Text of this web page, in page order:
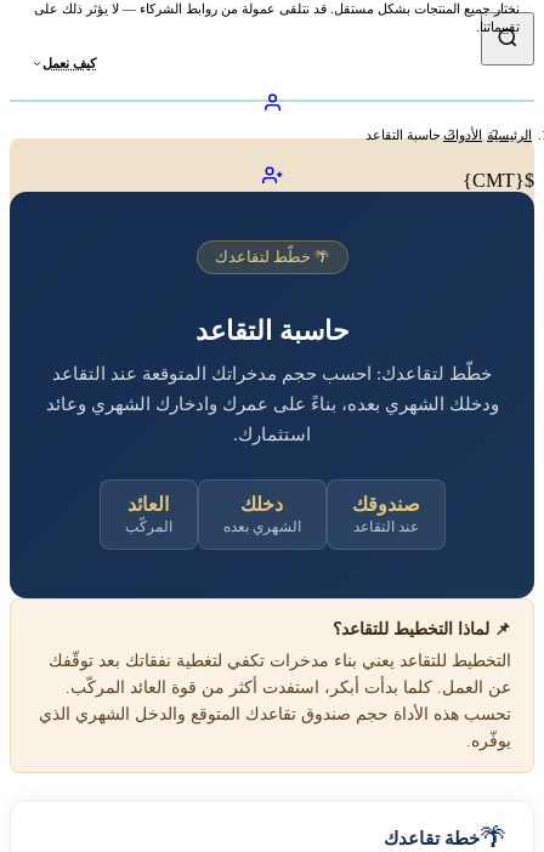
نختار جميع المنتجات بشكل مستقل. قد نتلقى عمولة من روابط الشركاء — لا يؤثر ذلك على
تقييماتنا.
كيف نعمل
الرئيسية الأدوات حاسبة التقاعد
${CMT}
🌴 خطّط لتقاعدك
حاسبة التقاعد
خطّط لتقاعدك: احسب حجم مدخراتك المتوقعة عند التقاعد
ودخلك الشهري بعده، بناءً على عمرك وادخارك الشهري وعائد
استثمارك.
صندوقك
عند التقاعد
دخلك
الشهري بعده
العائد
المركّب
📌 لماذا التخطيط للتقاعد؟
التخطيط للتقاعد يعني بناء مدخرات تكفي لتغطية نفقاتك بعد توقّفك
عن العمل. كلما بدأت أبكر، استفدت أكثر من قوة العائد المركّب.
تحسب هذه الأداة حجم صندوق تقاعدك المتوقع والدخل الشهري الذي
يوفّره.
🌴خطة تقاعدك